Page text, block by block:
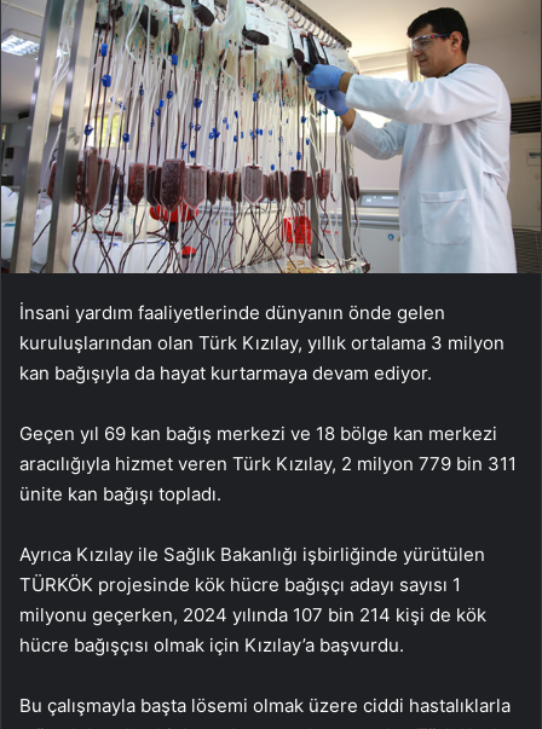
İnsani yardım faaliyetlerinde dünyanın önde gelen
kuruluşlarından olan Türk Kızılay, yıllık ortalama 3 milyon
kan bağışıyla da hayat kurtarmaya devam ediyor.
Geçen yıl 69 kan bağış merkezi ve 18 bölge kan merkezi
aracılığıyla hizmet veren Türk Kızılay, 2 milyon 779 bin 311
ünite kan bağışı topladı.
Ayrıca Kızılay ile Sağlık Bakanlığı işbirliğinde yürütülen
TÜRKÖK projesinde kök hücre bağışçı adayı sayısı 1
milyonu geçerken, 2024 yılında 107 bin 214 kişi de kök
hücre bağışçısı olmak için Kızılay’a başvurdu.
Bu çalışmayla başta lösemi olmak üzere ciddi hastalıklarla